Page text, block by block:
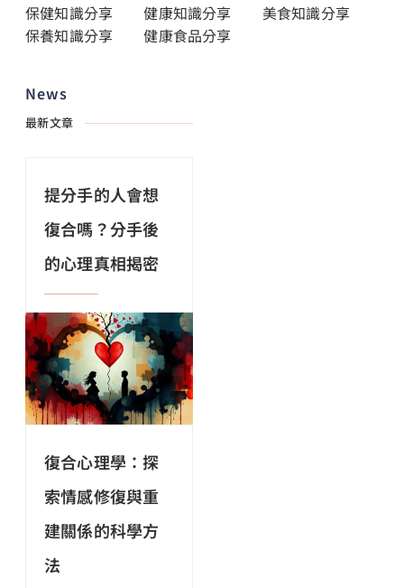
保健知識分享 健康知識分享
美食知識分享
保養知識分享
健康食品分享
News
最新文章
提分手的人會想
復合嗎？分手後
的心理真相揭密
復合心理學：探
索情感修復與重
建關係的科學方
法